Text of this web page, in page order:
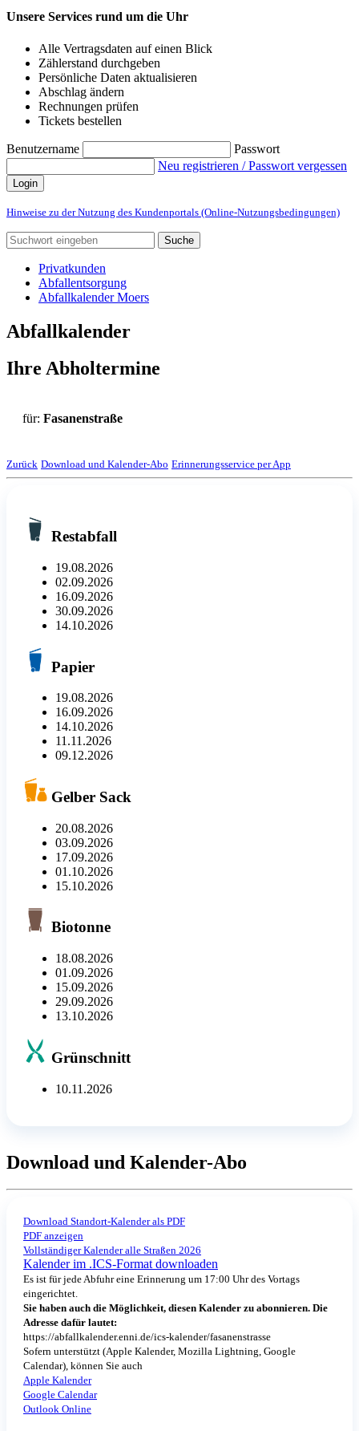
Unsere Services rund um die Uhr
Alle Vertragsdaten auf einen Blick
Zählerstand durchgeben
Persönliche Daten aktualisieren
Abschlag ändern
Rechnungen prüfen
Tickets bestellen
Benutzername
Passwort
Neu registrieren / Passwort vergessen
Login
Hinweise zu der Nutzung des Kundenportals (Online-Nutzungsbedingungen)
Suche
Privatkunden
Abfallentsorgung
Abfallkalender Moers
Abfallkalender
Ihre Abholtermine
für: Fasanenstraße
Zurück Download und Kalender-Abo Erinnerungsservice per App
Restabfall
19.08.2026
02.09.2026
16.09.2026
30.09.2026
14.10.2026
Papier
19.08.2026
16.09.2026
14.10.2026
11.11.2026
09.12.2026
Gelber Sack
20.08.2026
03.09.2026
17.09.2026
01.10.2026
15.10.2026
Biotonne
18.08.2026
01.09.2026
15.09.2026
29.09.2026
13.10.2026
Grünschnitt
10.11.2026
Download und Kalender-Abo
Download Standort-Kalender als PDF
PDF anzeigen
Vollständiger Kalender alle Straßen 2026
Kalender im .ICS-Format downloaden
Es ist für jede Abfuhr eine Erinnerung um 17:00 Uhr des Vortags
eingerichtet.
Sie haben auch die Möglichkeit, diesen Kalender zu abonnieren. Die
Adresse dafür lautet:
https://abfallkalender.enni.de/ics-kalender/fasanenstrasse
Sofern unterstützt (Apple Kalender, Mozilla Lightning, Google
Calendar), können Sie auch
Apple Kalender
Google Calendar
Outlook Online